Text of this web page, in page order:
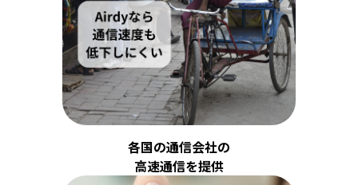
各国の通信会社の
高速通信を提供